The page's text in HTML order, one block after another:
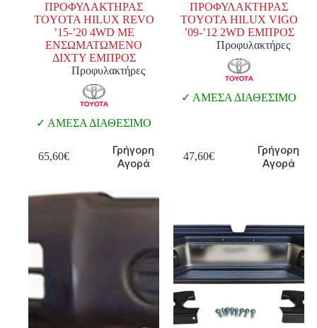
ΠΡΟΦΥΛΑΚΤΗΡΑΣ
TOYOTA HILUX REVO
’15-’20 4WD ΜΕ
ΕΝΣΩΜΑΤΩΜΕΝΟ
ΔΙΧΤΥ ΕΜΠΡΟΣ
Προφυλακτήρες
ΑΜΕΣΑ ΔΙΑΘΕΣΙΜΟ
65,60€
Γρήγορη
Αγορά
ΠΡΟΦΥΛΑΚΤΗΡΑΣ
TOYOTA HILUX VIGO
’09-’12 2WD ΕΜΠΡΟΣ
Προφυλακτήρες
ΑΜΕΣΑ ΔΙΑΘΕΣΙΜΟ
47,60€
Γρήγορη
Αγορά